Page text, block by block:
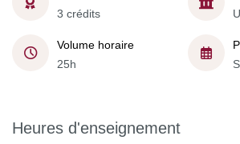
3 crédits
Volume horaire
25h
Heures d'enseignement